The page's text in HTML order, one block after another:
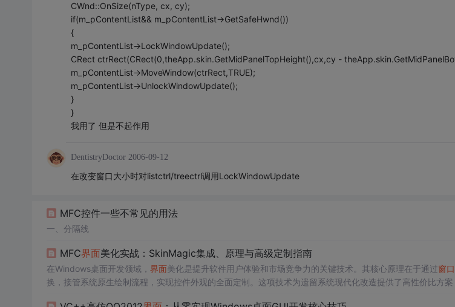
CWnd::OnSize(nType, cx, cy);
if(m_pContentList&& m_pContentList->GetSafeHwnd())
{
m_pContentList->LockWindowUpdate();
CRect ctrRect(CRect(0,theApp.skin.GetMidPanelTopHeight(),cx,cy -
m_pContentList->MoveWindow(ctrRect,TRUE);
m_pContentList->UnlockWindowUpdate();
}
}
我用了 但是不起作用
DentistryDoctor 2006-09-12
在改变窗口大小时对listctrl/treectrl调用LockWindowUpdate
MFC控件一些不常见的用法
一、分隔线
MFC界面美化实战：SkinMagic集成、原理与高级定制指南
在Windows桌面开发领域， 界面美化是提升软件用户体验和市场竞争力的关键技术。其核心原理在于通过窗口
换，接管系统原生绘制流程，实现控件外观的全面定制。这项技术为遗留系统现代化改造提供了高性价比方